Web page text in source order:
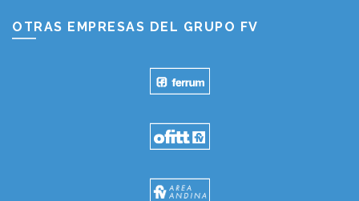
OTRAS EMPRESAS DEL GRUPO FV